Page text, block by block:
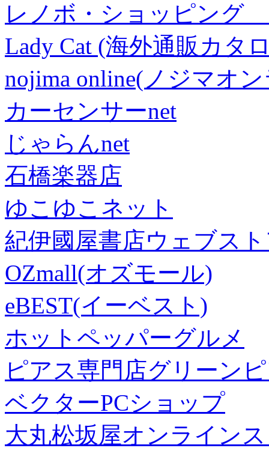
レノボ・ショッピング
Lady Cat (海外通販カタ
nojima online(ノジマオ
カーセンサーnet
じゃらんnet
石橋楽器店
ゆこゆこネット
紀伊國屋書店ウェブス
OZmall(オズモール)
eBEST(イーベスト)
ホットペッパーグルメ
ピアス専門店グリーン
ベクターPCショップ
大丸松坂屋オンライン